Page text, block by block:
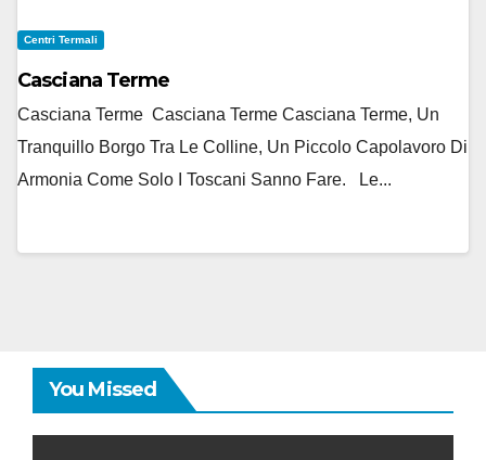
Centri Termali
Casciana Terme
Casciana Terme Casciana Terme Casciana Terme, Un
Tranquillo Borgo Tra Le Colline, Un Piccolo Capolavoro Di
Armonia Come Solo I Toscani Sanno Fare. Le...
You Missed